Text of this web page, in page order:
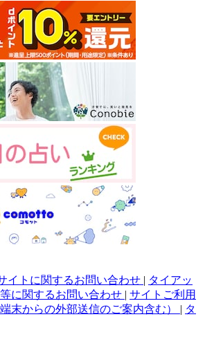
イトに関するお問い合わせ | タイアッ
に関するお問い合わせ | サイトご利用
末からの外部送信のご案内含む） | タ